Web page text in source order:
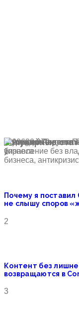
Популярные
1
Почему я
не слышу споров
2
Контент без
возвращаются в
3